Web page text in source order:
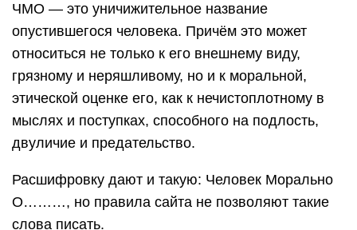
ЧМО — это уничижительное название
опустившегося человека. Причём это может
относиться не только к его внешнему виду,
грязному и неряшливому, но и к моральной,
этической оценке его, как к нечистоплотному в
мыслях и поступках, способного на подлость,
двуличие и предательство.
Расшифровку дают и такую: Человек Морально
О………, но правила сайта не позволяют такие
слова писать.